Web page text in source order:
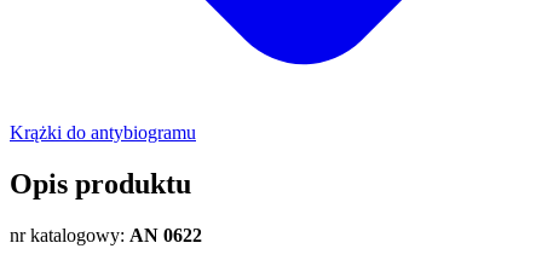
Krążki do antybiogramu
Opis produktu
nr katalogowy: AN 0622